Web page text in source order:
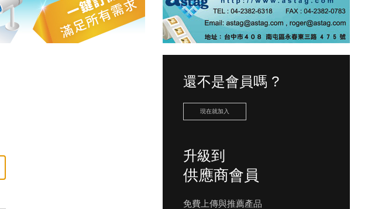
還不是會員嗎 ?
現在就加入
升級到
供應商會員
免費上傳與推薦產品